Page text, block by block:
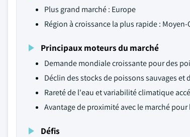
Plus grand marché : Europe
Région à croissance la plus rapide :
Principaux moteurs du marché
Demande mondiale croissante pour des
Déclin des stocks de poissons sauvages
Rareté de l'eau et variabilité climatique
Avantage de proximité avec le marché
Défis